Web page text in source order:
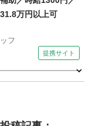
万円以上可
フ
提携サイト
◎